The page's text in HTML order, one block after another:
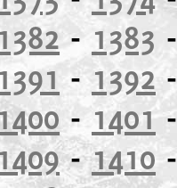
- 1383
1391 -1392
-1401
-1410